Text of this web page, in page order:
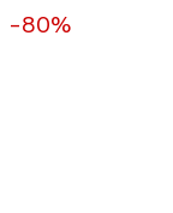
-80%